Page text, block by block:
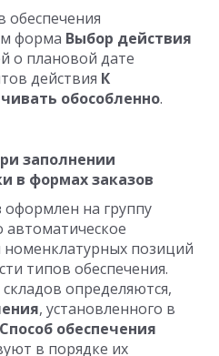
обеспечения
форма Выбор действия
о плановой дате
действия К
обособленно.
заполнении
в формах заказов
оформлен на группу
автоматическое
номенклатурных позиций
типов обеспечения.
определяются,
, установленного в
Способ обеспечения
в порядке их